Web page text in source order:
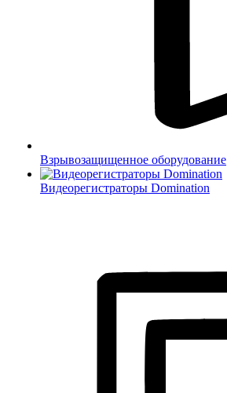
Взрывозащищенное оборудование
Видеорегистраторы Domination